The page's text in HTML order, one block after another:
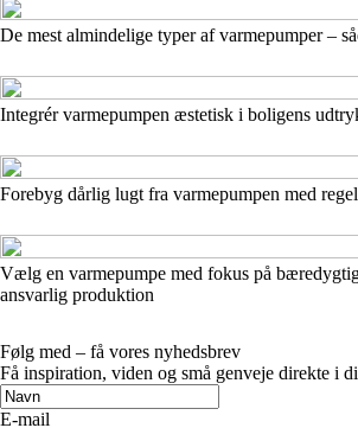
De mest almindelige typer af varmepumper –
Integrér varmepumpen æstetisk i boligens
Forebyg dårlig lugt fra varmepumpen med
Vælg en varmepumpe med fokus på
ansvarlig produktion
Følg med – få vores nyhedsbrev
Få inspiration, viden og små genveje direkte i
E-mail